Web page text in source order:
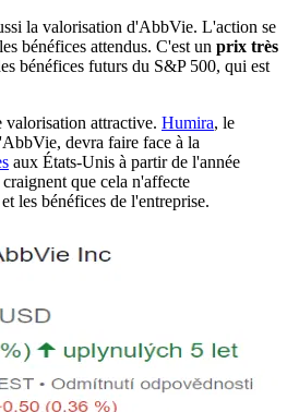
la valorisation d'AbbVie. L'action se
bénéfices attendus. C'est un prix très
bénéfices futurs du S&P 500, qui est
valorisation attractive. Humira, le
devra faire face à la
aux États-Unis à partir de l'année
que cela n'affecte
les bénéfices de l'entreprise.